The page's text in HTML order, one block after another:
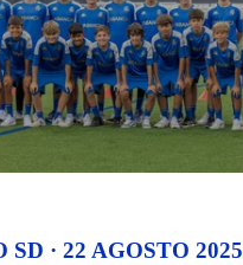
SD · 22 AGOSTO 2025